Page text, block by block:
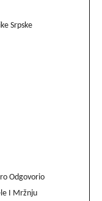
Srpske
Odgovorio
I Mržnju